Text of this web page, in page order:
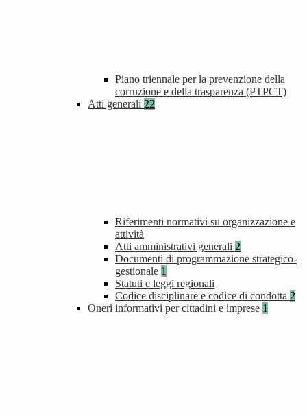
Piano triennale per la prevenzione della
corruzione e della trasparenza (PTPCT)
Atti generali 22
Riferimenti normativi su organizzazione e
attività
Atti amministrativi generali 2
Documenti di programmazione strategico-
gestionale 1
Statuti e leggi regionali
Codice disciplinare e codice di condotta 2
Oneri informativi per cittadini e imprese 1